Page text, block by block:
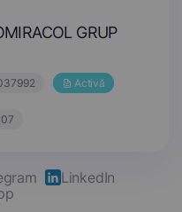
GRUP
Activă
LinkedIn